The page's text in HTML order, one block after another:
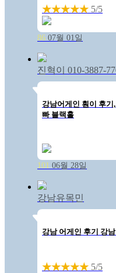
★★★★★ 5/5
86 07월 01일
진혁이 010-3887-
강남어게인 훤이 후
빠 블랙홀
101 06월 28일
강남유목민
강남 어게인 후기 강
★★★★★ 5/5